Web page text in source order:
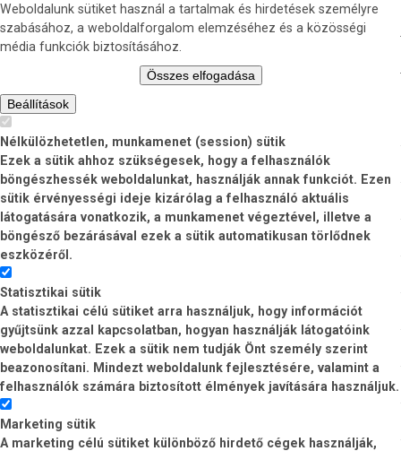
Weboldalunk sütiket használ a tartalmak és hirdetések személyre
szabásához, a weboldalforgalom elemzéséhez és a közösségi
média funkciók biztosításához.
Összes elfogadása
Beállítások
Nélkülözhetetlen, munkamenet (session) sütik
Ezek a sütik ahhoz szükségesek, hogy a felhasználók
böngészhessék weboldalunkat, használják annak funkciót. Ezen
sütik érvényességi ideje kizárólag a felhasználó aktuális
látogatására vonatkozik, a munkamenet végeztével, illetve a
böngésző bezárásával ezek a sütik automatikusan törlődnek
eszközéről.
Statisztikai sütik
A statisztikai célú sütiket arra használjuk, hogy információt
gyűjtsünk azzal kapcsolatban, hogyan használják látogatóink
weboldalunkat. Ezek a sütik nem tudják Önt személy szerint
beazonosítani. Mindezt weboldalunk fejlesztésére, valamint a
felhasználók számára biztosított élmények javítására használjuk.
Marketing sütik
A marketing célú sütiket különböző hirdető cégek használják,